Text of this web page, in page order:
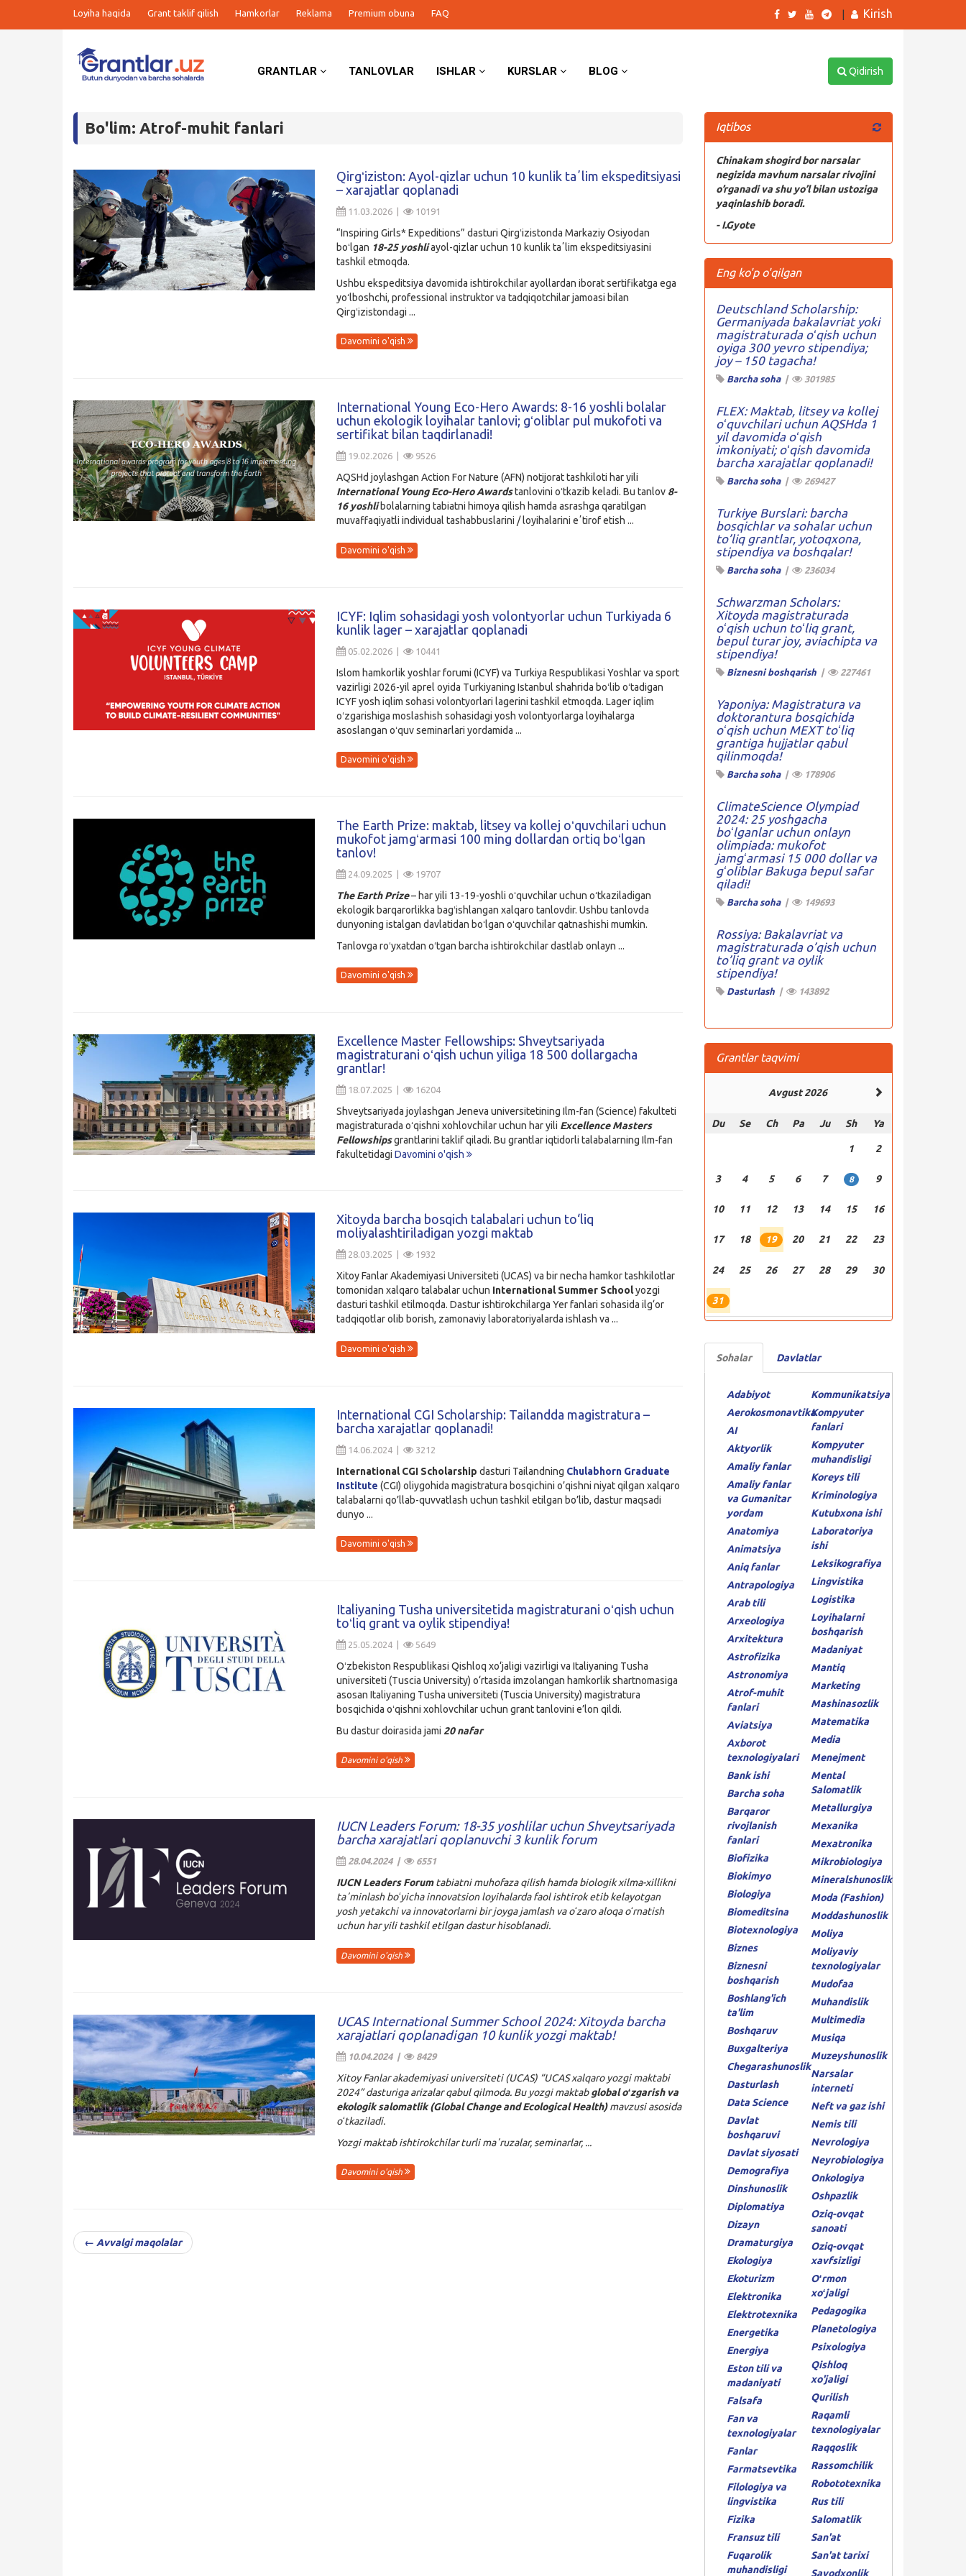
Loyiha haqida Grant taklif qilish Hamkorlar Reklama Premium obuna FAQ Kirish
GRANTLAR TANLOVLAR ISHLAR KURSLAR BLOG Qidirish
Bo'lim: Atrof-muhit fanlari
Qirgʻiziston: Ayol-qizlar uchun 10 kunlik taʼlim ekspeditsiyasi
– xarajatlar qoplanadi
11.03.2026 | 10191
“Inspiring Girls* Expeditions” dasturi Qirgʻizistonda Markaziy Osiyodan
boʻlgan 18-25 yoshliayol-qizlar uchun 10 kunlik taʼlim ekspeditsiyasini
tashkil etmoqda.
Ushbu ekspeditsiya davomida ishtirokchilar ayollardan iborat sertifikatga ega
yoʻlboshchi, professional instruktor va tadqiqotchilar jamoasi bilan
Qirgʻizistondagi ...
Davomini o'qish
International Young Eco-Hero Awards: 8-16 yoshli bolalar
uchun ekologik loyihalar tanlovi; gʻoliblar pul mukofoti va
sertifikat bilan taqdirlanadi!
19.02.2026 | 9526
AQSHd joylashgan Action For Nature (AFN) notijorat tashkiloti har yili
International Young Eco-Hero Awardstanlovini oʻtkazib keladi. Bu tanlov 8-
16 yoshlibolalarning tabiatni himoya qilish hamda asrashga qaratilgan
muvaffaqiyatli individual tashabbuslarini / loyihalarini eʼtirof etish ...
Davomini o'qish
ICYF: Iqlim sohasidagi yosh volontyorlar uchun Turkiyada 6
kunlik lager – xarajatlar qoplanadi
05.02.2026 | 10441
Islom hamkorlik yoshlar forumi (ICYF) va Turkiya Respublikasi Yoshlar va sport
vazirligi 2026-yil aprel oyida Turkiyaning Istanbul shahrida boʻlib oʻtadigan
ICYF yosh iqlim sohasi volontyorlari lagerini tashkil etmoqda. Lager iqlim
oʻzgarishiga moslashish sohasidagi yosh volontyorlarga loyihalarga
asoslangan oʻquv seminarlari yordamida ...
Davomini o'qish
The Earth Prize: maktab, litsey va kollej oʻquvchilari uchun
mukofot jamgʻarmasi 100 ming dollardan ortiq boʻlgan
tanlov!
24.09.2025 | 19707
The Earth Prize – har yili 13-19-yoshli oʻquvchilar uchun oʻtkaziladigan
ekologik barqarorlikka bagʻishlangan xalqaro tanlovdir. Ushbu tanlovda
dunyoning istalgan davlatidan boʻlgan oʻquvchilar qatnashishi mumkin.
Tanlovga roʻyxatdan oʻtgan barcha ishtirokchilar dastlab onlayn ...
Davomini o'qish
Excellence Master Fellowships: Shveytsariyada
magistraturani oʻqish uchun yiliga 18 500 dollargacha
grantlar!
18.07.2025 | 16204
Shveytsariyada joylashgan Jeneva universitetining Ilm-fan (Science) fakulteti
magistraturada oʻqishni xohlovchilar uchun har yili Excellence Masters
Fellowshipsgrantlarini taklif qiladi. Bu grantlar iqtidorli talabalarning Ilm-fan
fakultetidagi Davomini o'qish
Xitoyda barcha bosqich talabalari uchun to‘liq
moliyalashtiriladigan yozgi maktab
28.03.2025 | 1932
Xitoy Fanlar Akademiyasi Universiteti (UCAS) va bir necha hamkor tashkilotlar
tomonidan xalqaro talabalar uchun International Summer Schoolyozgi
dasturi tashkil etilmoqda. Dastur ishtirokchilarga Yer fanlari sohasida ilg‘or
tadqiqotlar olib borish, zamonaviy laboratoriyalarda ishlash va ...
Davomini o'qish
International CGI Scholarship: Tailandda magistratura –
barcha xarajatlar qoplanadi!
14.06.2024 | 3212
International CGI Scholarship dasturi Tailandning Chulabhorn Graduate
Institute (CGI) oliygohida magistratura bosqichini o’qishni niyat qilgan xalqaro
talabalarni qo’llab-quvvatlash uchun tashkil etilgan bo’lib, dastur maqsadi
dunyo ...
Davomini o'qish
Italiyaning Tusha universitetida magistraturani oʻqish uchun
toʻliq grant va oylik stipendiya!
25.05.2024 | 5649
Oʻzbekiston Respublikasi Qishloq xo‘jaligi vazirligi va Italiyaning Tusha
universiteti (Tuscia University) o‘rtasida imzolangan hamkorlik shartnomasiga
asosan Italiyaning Tusha universiteti (Tuscia University) magistratura
bosqichida oʻqishni xohlovchilar uchun grant tanlovini e’lon qildi.
Bu dastur doirasida jami 20 nafar
Davomini o'qish
IUCN Leaders Forum: 18-35 yoshlilar uchun Shveytsariyada
barcha xarajatlari qoplanuvchi 3 kunlik forum
28.04.2024 | 6551
IUCN Leaders Forumtabiatni muhofaza qilish hamda biologik xilma-xillikni
taʼminlash boʻyicha innovatsion loyihalarda faol ishtirok etib kelayotgan
yosh yetakchi va innovatorlarni bir joyga jamlash va oʻzaro aloqa oʻrnatish
uchun har yili tashkil etilgan dastur hisoblanadi.
Davomini o'qish
UCAS International Summer School 2024: Xitoyda barcha
xarajatlari qoplanadigan 10 kunlik yozgi maktab!
10.04.2024 | 8429
Xitoy Fanlar akademiyasi universiteti (UCAS) “UCAS xalqaro yozgi maktabi
2024” dasturiga arizalar qabul qilmoda. Bu yozgi maktabglobal oʻzgarish va
ekologik salomatlik (Global Change and Ecological Health)mavzusi asosida
oʻtkaziladi.
Yozgi maktab ishtirokchilar turli maʼruzalar, seminarlar, ...
Davomini o'qish
← Avvalgi maqolalar
Iqtibos
Chinakam shogird bor narsalar
negizida mavhum narsalar rivojini
o’rganadi va shu yo’l bilan ustoziga
yaqinlashib boradi.
- I.Gyote
Eng ko'p o'qilgan
Deutschland Scholarship:
Germaniyada bakalavriat yoki
magistraturada oʻqish uchun
oyiga 300 yevro stipendiya;
joy – 150 tagacha!
Barcha soha| 301985
FLEX: Maktab, litsey va kollej
oʻquvchilari uchun AQSHda 1
yil davomida oʻqish
imkoniyati; oʻqish davomida
barcha xarajatlar qoplanadi!
Barcha soha| 269427
Turkiye Burslari: barcha
bosqichlar va sohalar uchun
to’liq grantlar, yotoqxona,
stipendiya va boshqalar!
Barcha soha| 236034
Schwarzman Scholars:
Xitoyda magistraturada
oʻqish uchun toʻliq grant,
bepul turar joy, aviachipta va
stipendiya!
Biznesni boshqarish| 227461
Yaponiya: Magistratura va
doktorantura bosqichida
oʻqish uchun MEXT toʻliq
grantiga hujjatlar qabul
qilinmoqda!
Barcha soha| 178906
ClimateScience Olympiad
2024: 25 yoshgacha
boʻlganlar uchun onlayn
olimpiada: mukofot
jamgʻarmasi 15 000 dollar va
gʻoliblar Bakuga bepul safar
qiladi!
Barcha soha| 149693
Rossiya: Bakalavriat va
magistraturada o’qish uchun
to’liq grant va oylik
stipendiya!
Dasturlash| 143892
Grantlar taqvimi
Avgust 2026
Du Se Ch Pa Ju Sh Ya
1 2
3 4 5 6 7 8 9
10 11 12 13 14 15 16
17 18 19 20 21 22 23
24 25 26 27 28 29 30
31
Sohalar Davlatlar
Adabiyot
Aerokosmonavtika
AI
Aktyorlik
Amaliy fanlar
Amaliy fanlar
va Gumanitar
yordam
Anatomiya
Animatsiya
Aniq fanlar
Antrapologiya
Arab tili
Arxeologiya
Arxitektura
Astrofizika
Astronomiya
Atrof-muhit
fanlari
Aviatsiya
Axborot
texnologiyalari
Bank ishi
Barcha soha
Barqaror
rivojlanish
fanlari
Biofizika
Biokimyo
Biologiya
Biomeditsina
Biotexnologiya
Biznes
Biznesni
boshqarish
Boshlang'ich
ta'lim
Boshqaruv
Buxgalteriya
Chegarashunoslik
Dasturlash
Data Science
Davlat
boshqaruvi
Davlat siyosati
Demografiya
Dinshunoslik
Diplomatiya
Dizayn
Dramaturgiya
Ekologiya
Ekoturizm
Elektronika
Elektrotexnika
Energetika
Energiya
Eston tili va
madaniyati
Falsafa
Fan va
texnologiyalar
Fanlar
Farmatsevtika
Filologiya va
lingvistika
Fizika
Fransuz tili
Fuqarolik
muhandisligi
Kommunikatsiya
Kompyuter
fanlari
Kompyuter
muhandisligi
Koreys tili
Kriminologiya
Kutubxona ishi
Laboratoriya
ishi
Leksikografiya
Lingvistika
Logistika
Loyihalarni
boshqarish
Madaniyat
Mantiq
Marketing
Mashinasozlik
Matematika
Media
Menejment
Mental
Salomatlik
Metallurgiya
Mexanika
Mexatronika
Mikrobiologiya
Mineralshunoslik
Moda (Fashion)
Moddashunoslik
Moliya
Moliyaviy
texnologiyalar
Mudofaa
Muhandislik
Multimedia
Musiqa
Muzeyshunoslik
Narsalar
interneti
Neft va gaz ishi
Nemis tili
Nevrologiya
Neyrobiologiya
Onkologiya
Oshpazlik
Oziq-ovqat
sanoati
Oziq-ovqat
xavfsizligi
Oʻrmon
xoʻjaligi
Pedagogika
Planetologiya
Psixologiya
Qishloq
xo'jaligi
Qurilish
Raqamli
texnologiyalar
Raqqoslik
Rassomchilik
Robototexnika
Rus tili
Salomatlik
San'at
San'at tarixi
Savodxonlik